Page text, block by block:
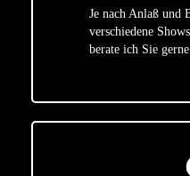
Je nach Anlaß und
verschiedene
berate ich Sie